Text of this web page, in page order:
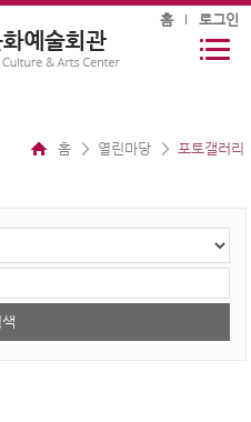
홈 로그인
홈 열린마당 포토갤러리